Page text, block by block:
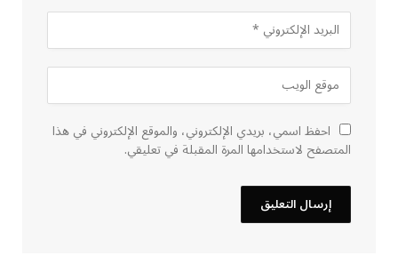
احفظ اسمي، بريدي الإلكتروني، والموقع الإلكتروني في هذا
المتصفح لاستخدامها المرة المقبلة في تعليقي.